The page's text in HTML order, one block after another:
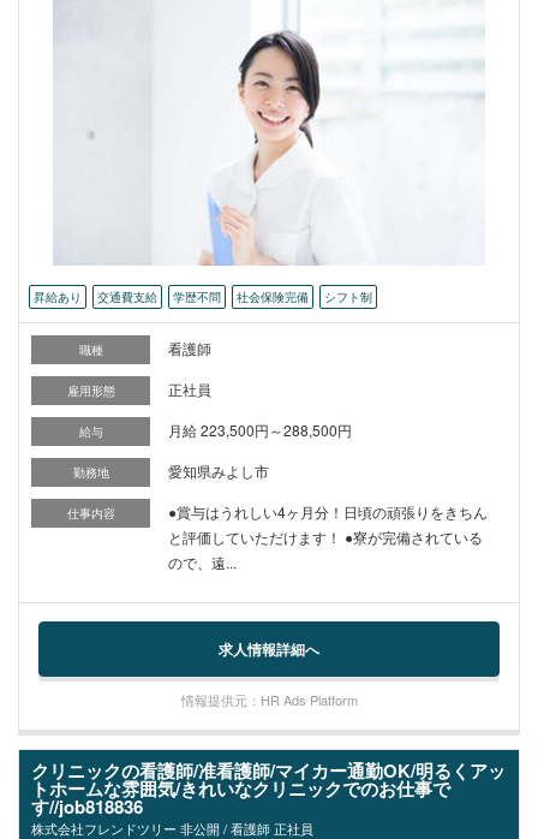
昇給あり 交通費支給 学歴不問 社会保険完備 シフト制
職種 看護師
雇用形態 正社員
給与 月給 223,500円～288,500円
勤務地 愛知県みよし市
仕事内容
●賞与はうれしい4ヶ月分！日頃の頑張りをきちん
と評価していただけます！ ●寮が完備されている
ので、遠...
求人情報詳細へ
情報提供元：HR Ads Platform
クリニックの看護師/准看護師/マイカー通勤OK/明るくアッ
トホームな雰囲気/きれいなクリニックでのお仕事で
す//job818836
株式会社フレンドツリー 非公開 / 看護師 正社員